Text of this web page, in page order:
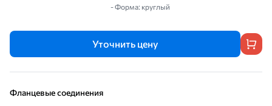
- Форма: круглый
Уточнить цену
Фланцевые соединения